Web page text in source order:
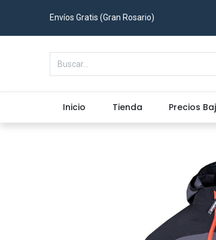
Envíos Gratis (Gran Rosario)
Inicio Tienda Precios